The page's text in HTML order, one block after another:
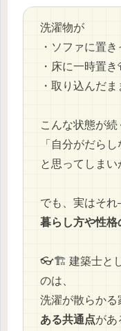
洗濯物が
・ソファに置
・床に一時置き
・取り込んだ
こんな状態が続
「自分がだら
と思ってしまい
でも、実はそ
暮らし方や性格
👓🏗️ 建築士と
のは、
洗濯が散らかる
ある共通点があ